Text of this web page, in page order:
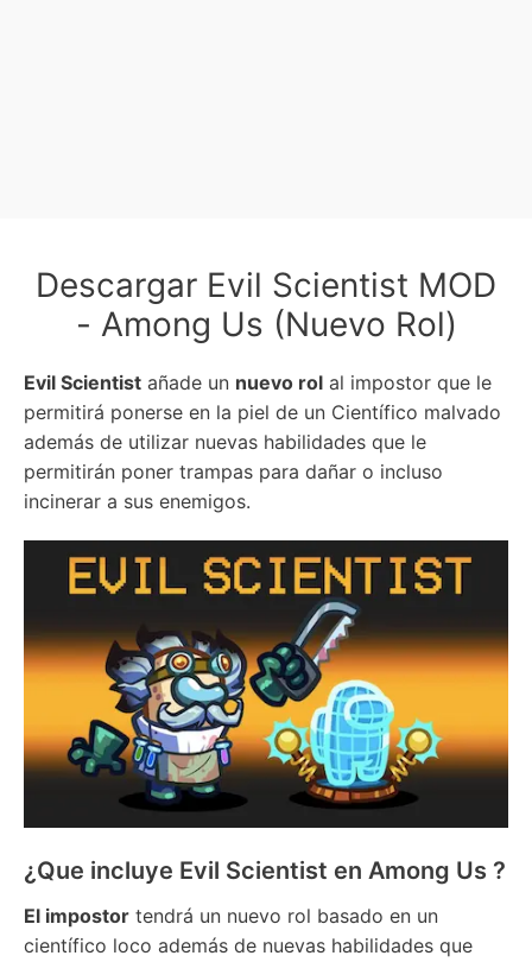
Descargar Evil Scientist MOD
- Among Us (Nuevo Rol)
Evil Scientist añade un nuevo rol al impostor que le
permitirá ponerse en la piel de un Científico malvado
además de utilizar nuevas habilidades que le
permitirán poner trampas para dañar o incluso
incinerar a sus enemigos.
¿Que incluye Evil Scientist en Among Us ?
El impostor tendrá un nuevo rol basado en un
científico loco además de nuevas habilidades que